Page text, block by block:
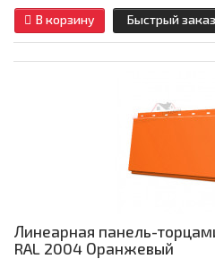
В корзину Быстрый заказ
Линеарная панель-
RAL 2004 Оранжевый